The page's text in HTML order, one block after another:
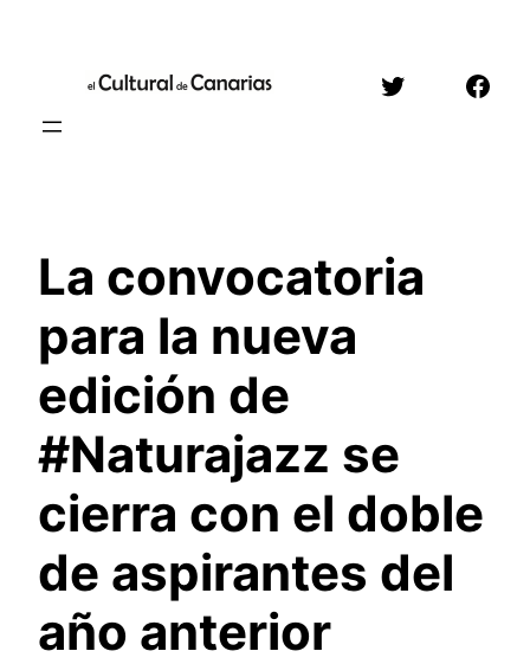
contenido
Twitter
La convocatoria
para la nueva
edición de
#Naturajazz se
cierra con el doble
de aspirantes del
año anterior